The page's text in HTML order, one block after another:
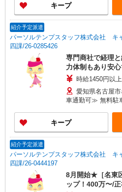
キープ
紹介予定派遣
パーソルテンプスタッフ株式会社 キ
四課/26-0285426
専門商社で経理
力体制もあり安心
時給1450円以上
愛知県名古屋
車通勤可≫ 無料駐
キープ
紹介予定派遣
パーソルテンプスタッフ株式会社 キ
四課/26-0444197
8月開始★［名東
ップ！400万〜/